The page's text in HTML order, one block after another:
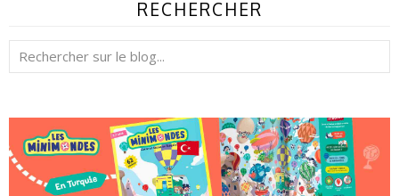
RECHERCHER